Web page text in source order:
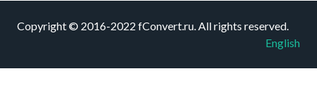
Copyright © 2016-2022 fConvert.ru. All rights reserved.
English